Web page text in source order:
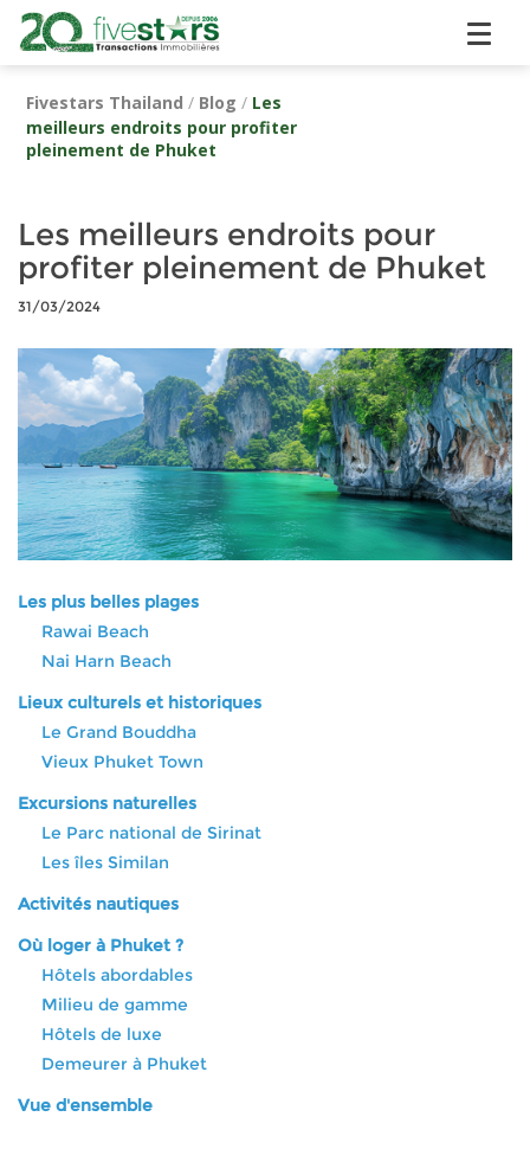
Fivestars Thailand / Blog / Les
meilleurs endroits pour profiter
pleinement de Phuket
Les meilleurs endroits pour
profiter pleinement de Phuket
31/03/2024
Les plus belles plages
Rawai Beach
Nai Harn Beach
Lieux culturels et historiques
Le Grand Bouddha
Vieux Phuket Town
Excursions naturelles
Le Parc national de Sirinat
Les îles Similan
Activités nautiques
Où loger à Phuket ?
Hôtels abordables
Milieu de gamme
Hôtels de luxe
Demeurer à Phuket
Vue d'ensemble